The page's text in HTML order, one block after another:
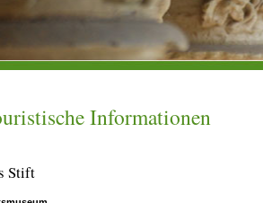
Informationen
Stift